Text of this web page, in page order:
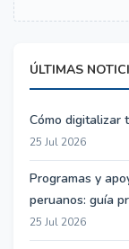
ÚLTIMAS
Cómo digitalizar
25 Jul 2026
Programas y
peruanos: guía
25 Jul 2026